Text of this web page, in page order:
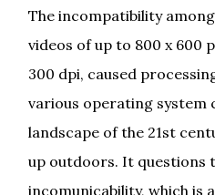
The incompatibility
videos of up to 800 x 600
300 dpi, caused
various operating system
landscape of the 21st
up outdoors. It questions
incomunicability, which is